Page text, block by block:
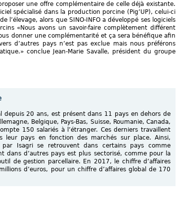
une offre complémentaire de celle déjà existante.
spécialisé dans la production porcine (Pig’UP), celui-ci
l’élevage, alors que SINO-INFO a développé ses logiciels
«Nous avons un savoir-faire complètement différent
donner une complémentarité et ça sera bénéfique afin
d’autres pays n’est pas exclue mais nous préférons
conclue Jean-Marie Savalle, président du groupe
depuis 20 ans, est présent dans 11 pays en dehors de
Belgique, Pays-Bas, Suisse, Roumanie, Canada,
150 salariés à l’étranger. Ces derniers travaillent
leur pays en fonction des marchés sur place. Ainsi,
par Isagri se retrouvent dans certains pays comme
dans d’autres pays est plus sectorisé, comme pour la
de gestion parcellaire. En 2017, le chiffre d’affaires
d’euros, pour un chiffre d’affaires global de 170